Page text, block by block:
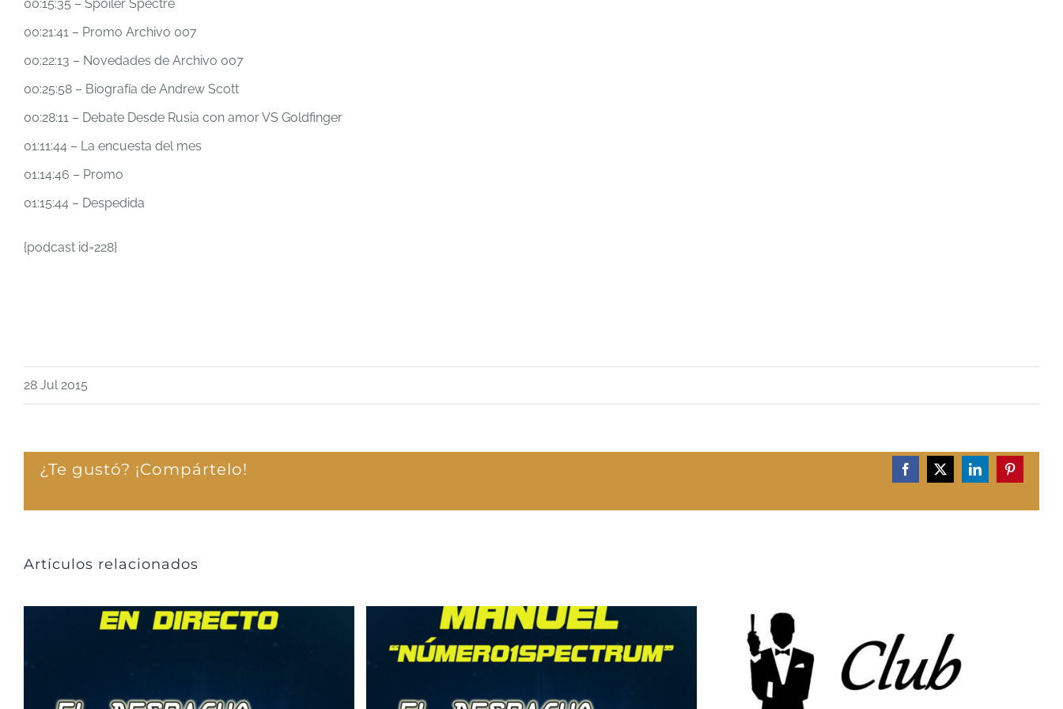
00:15:35 – Spoiler Spectre
00:21:41 – Promo Archivo 007
00:22:13 – Novedades de Archivo 007
00:25:58 – Biografía de Andrew Scott
00:28:11 – Debate Desde Rusia con amor VS Goldfinger
01:11:44 – La encuesta del mes
01:14:46 – Promo
01:15:44 – Despedida
{podcast id=228}
28 Jul 2015
¿Te gustó? ¡Compártelo! Facebook
X LinkedInPinterest
Artículos relacionados